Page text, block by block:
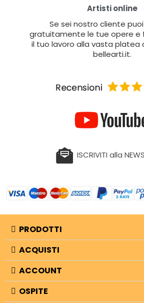
Artisti online
Se sei nostro cliente
gratuitamente le tue opere e
il tuo lavoro alla vasta platea
bellearti.it.
ISCRIVITI alla
PRODOTTI
ACQUISTI
ACCOUNT
OSPITE